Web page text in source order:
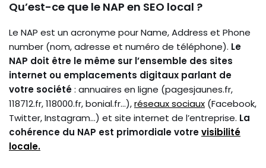
Qu’est-ce que le NAP en SEO local ?
Le NAP est un acronyme pour Name, Address et Phone
number (nom, adresse et numéro de téléphone). Le
NAP doit être le même sur l’ensemble des sites
internet ou emplacements digitaux parlant de
votre société: annuaires en ligne (pagesjaunes.fr,
118712.fr, 118000.fr, bonial.fr…),réseaux sociaux (Facebook,
Twitter, Instagram…) et site internet de l’entreprise. La
cohérence du NAP est primordiale votrevisibilité
locale.